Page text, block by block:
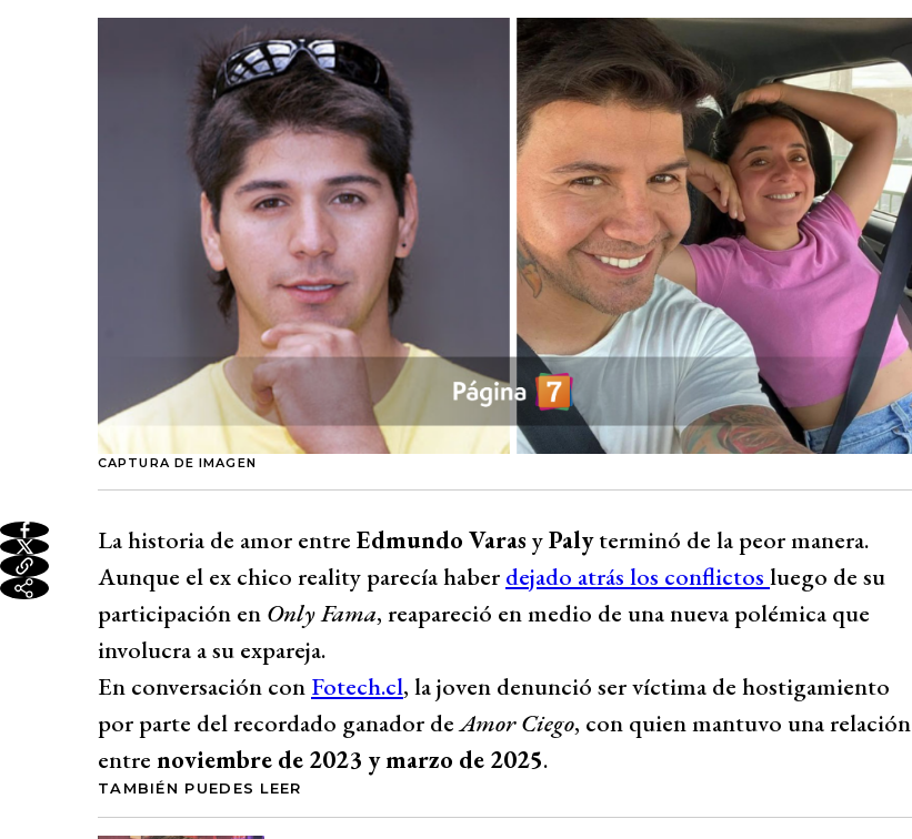
CAPTURA DE IMAGEN
La historia de amor entre Edmundo Varas yPalyterminó de la peor manera.
Aunque el ex chico reality parecía haber dejado atrás los conflictos luego de su
participación en Only Fama, reapareció en medio de una nueva polémica que
involucra a su expareja.
En conversación con Fotech.cl, la joven denunció ser víctima de hostigamiento
por parte del recordado ganador deAmor Ciego, con quien mantuvo una relación
entre noviembre de 2023 y marzo de 2025.
TAMBIÉN PUEDES LEER